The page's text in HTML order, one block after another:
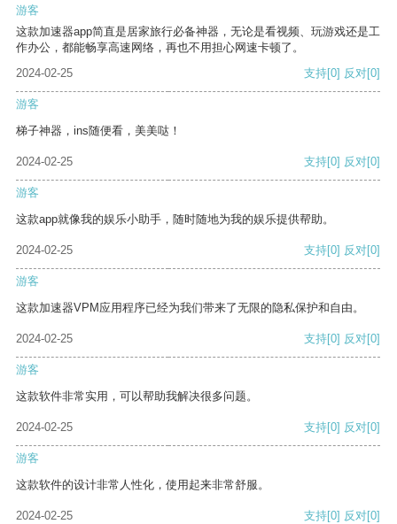
游客
这款加速器app简直是居家旅行必备神器，无论是看视频、玩游戏还是工
作办公，都能畅享高速网络，再也不用担心网速卡顿了。
2024-02-25
支持[0] 反对[0]
游客
梯子神器，ins随便看，美美哒！
2024-02-25 支持[0] 反对[0]
游客
这款app就像我的娱乐小助手，随时随地为我的娱乐提供帮助。
2024-02-25 支持[0] 反对[0]
游客
这款加速器VPM应用程序已经为我们带来了无限的隐私保护和自由。
2024-02-25 支持[0] 反对[0]
游客
这款软件非常实用，可以帮助我解决很多问题。
2024-02-25 支持[0] 反对[0]
游客
这款软件的设计非常人性化，使用起来非常舒服。
2024-02-25 支持[0] 反对[0]